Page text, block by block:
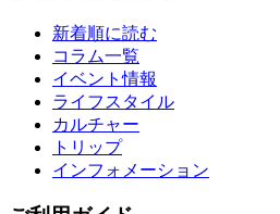
新着順に読む
コラム一覧
イベント情報
ライフスタイル
カルチャー
トリップ
インフォメーション